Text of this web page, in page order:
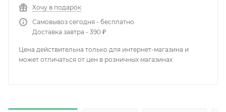
Хочу в подарок
Самовывоз сегодня - бесплатно
Доставка завтра - 390 ₽
Цена действительна только для интернет-магазина и
может отличаться от цен в розничных магазинах